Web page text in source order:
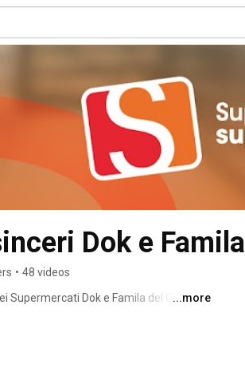
Dok e Famila
• 48 videos
Supermercati Dok e Famila del Gruppo
mai ascoltato.
...more